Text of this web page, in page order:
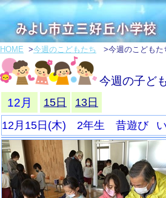
HOME >今週のこどもたち >今週のこどもた
今週の子ど
12月
15日
13日
12月15日(木) 2年生 昔遊び